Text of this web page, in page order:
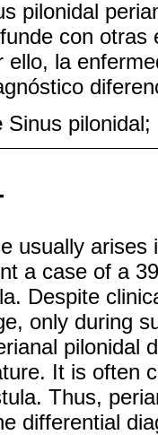
pilonidal
con
la
Sinus
usually
a case of a
Despite
only during
pilonidal
It is often
Thus,
differential